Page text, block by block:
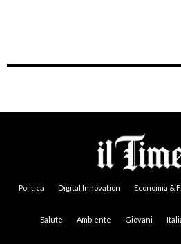
Politica Digital Innovation Economia &
Salute Ambiente Giovani